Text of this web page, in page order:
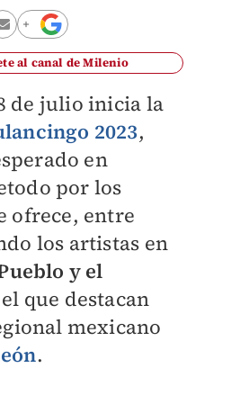
al canal de Milenio
de julio inicia la
2023,
en
por los
ofrece, entre
los artistas en
y el
que destacan
mexicano
.